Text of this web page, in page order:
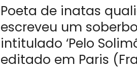
Poeta de inatas
escreveu um
intitulado ‘Pelo
editado em Paris